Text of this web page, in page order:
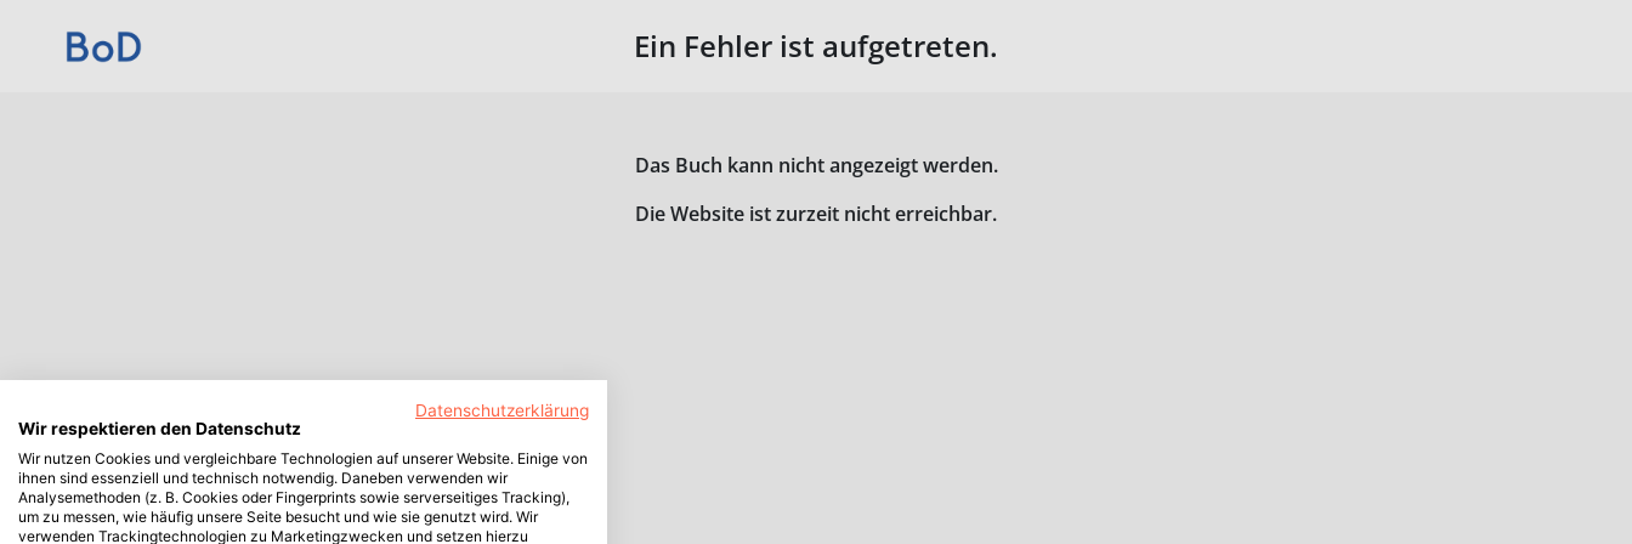
Ein Fehler ist aufgetreten.
Das Buch kann nicht angezeigt werden.
Die Website ist zurzeit nicht erreichbar.
Datenschutzerklärung
Wir respektieren den Datenschutz
Wir nutzen Cookies und vergleichbare Technologien auf unserer Website. Einige von
ihnen sind essenziell und technisch notwendig. Daneben verwenden wir
Analysemethoden (z. B. Cookies oder Fingerprints sowie serverseitiges Tracking),
um zu messen, wie häufig unsere Seite besucht und wie sie genutzt wird. Wir
verwenden Trackingtechnologien zu Marketingzwecken und setzen hierzu